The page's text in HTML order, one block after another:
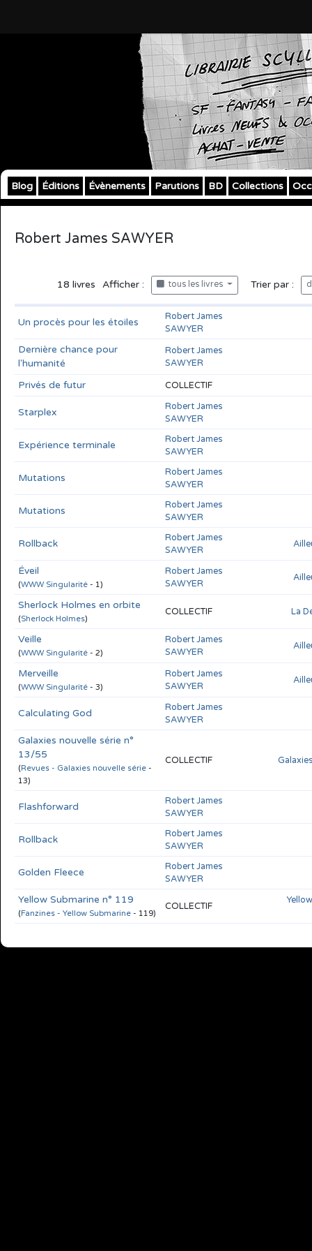
Blog Éditions Évènements Parutions BD Collections
Robert James SAWYER
18 livres Afficher : tous les livres Trier par :
Un procès pour les étoiles
Robert James
SAWYER
Dernière chance pour
l'humanité
Robert James
SAWYER
Privés de futur COLLECTIF
Starplex
Robert James
SAWYER
Expérience terminale
Robert James
SAWYER
Mutations
Robert James
SAWYER
Mutations
Robert James
SAWYER
Rollback
Robert James
SAWYER
Éveil
(WWW Singularité - 1)
Robert James
SAWYER
Sherlock Holmes en orbite
(Sherlock Holmes)
COLLECTIF La
Veille
(WWW Singularité - 2)
Robert James
SAWYER
Merveille
(WWW Singularité - 3)
Robert James
SAWYER
Calculating God
Robert James
SAWYER
Galaxies nouvelle série n°
13/55
(Revues - Galaxies nouvelle série -
13)
COLLECTIF
Flashforward
Robert James
SAWYER
Rollback
Robert James
SAWYER
Golden Fleece
Robert James
SAWYER
Yellow Submarine n° 119
(Fanzines - Yellow Submarine - 119)
COLLECTIF